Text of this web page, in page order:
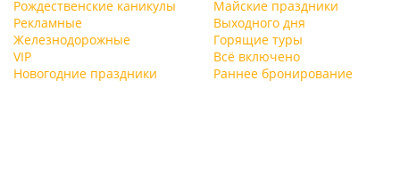
Рождественские каникулы
Майские праздники
Рекламные
Выходного дня
Железнодорожные
Горящие туры
VIP
Всё включено
Новогодние праздники
Раннее бронирование